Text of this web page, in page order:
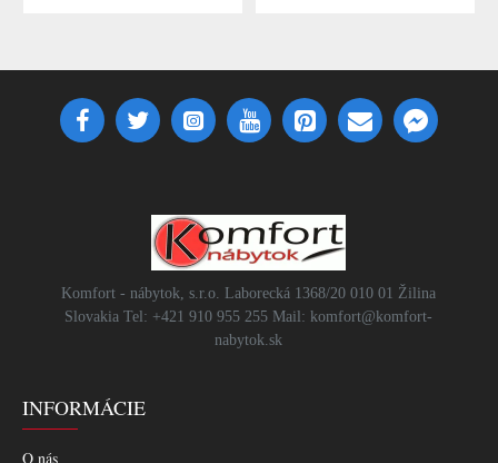
Komfort - nábytok, s.r.o. Laborecká 1368/20 010 01 Žilina
Slovakia Tel: +421 910 955 255 Mail: komfort@komfort-
nabytok.sk
INFORMÁCIE
O nás